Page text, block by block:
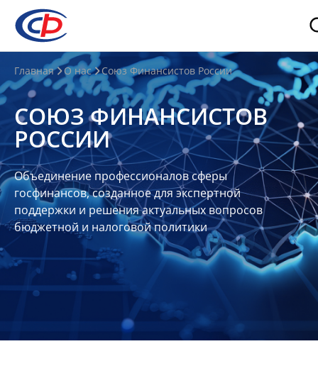
О
нас
О
СФР
Совет
Союза
Участники
Планы
отчеты
Контакты
Главная О нас Союз Финансистов России
СОЮЗ ФИНАНСИСТОВ
РОССИИ
Объединение профессионалов сферы
госфинансов, созданное для экспертной
поддержки и решения актуальных вопросов
бюджетной и налоговой политики